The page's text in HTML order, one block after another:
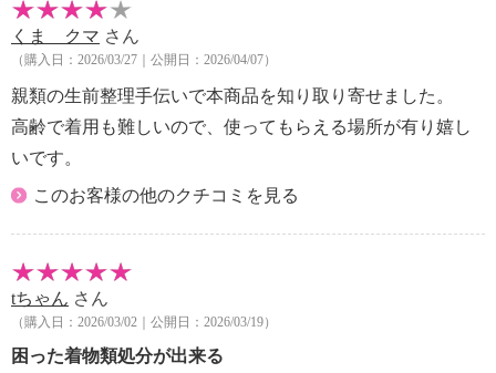
くま クマ さん
（購入日：2026/03/27｜公開日：2026/04/07）
親類の生前整理手伝いで本商品を知り取り寄せました。
高齢で着用も難しいので、使ってもらえる場所が有り嬉し
いです。
このお客様の他のクチコミを見る
tちゃん さん
（購入日：2026/03/02｜公開日：2026/03/19）
困った着物類処分が出来る